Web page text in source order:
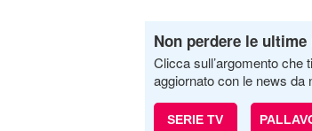
Non perdere le ultime
Clicca sull’argomento che
aggiornato con le news da
SERIE TV